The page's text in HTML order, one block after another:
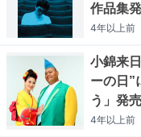
作品集
4年以上前
小錦来
ーの日”
う」発売
4年以上前